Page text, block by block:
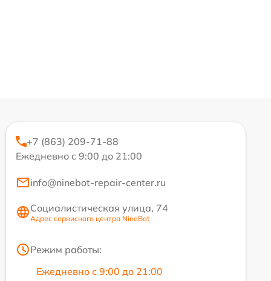
+7 (863) 209-71-88
Ежедневно с 9:00 до 21:00
info@ninebot-repair-center.ru
Социалистическая улица, 74
Адрес сервисного центра NineBot
Режим работы:
Ежедневно с 9:00 до 21:00